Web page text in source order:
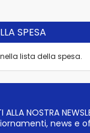
SPESA
lista della spesa.
ALLA NOSTRA
news e